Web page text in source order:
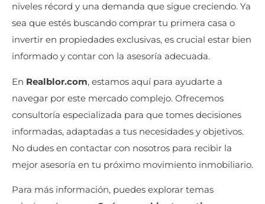
niveles récord y una demanda que sigue creciendo. Ya
sea que estés buscando comprar tu primera casa o
invertir en propiedades exclusivas, es crucial estar bien
informado y contar con la asesoría adecuada.
En Realblor.com, estamos aquí para ayudarte a
navegar por este mercado complejo. Ofrecemos
consultoría especializada para que tomes decisiones
informadas, adaptadas a tus necesidades y objetivos.
No dudes en contactar con nosotros para recibir la
mejor asesoría en tu próximo movimiento inmobiliario.
Para más información, puedes explorar temas